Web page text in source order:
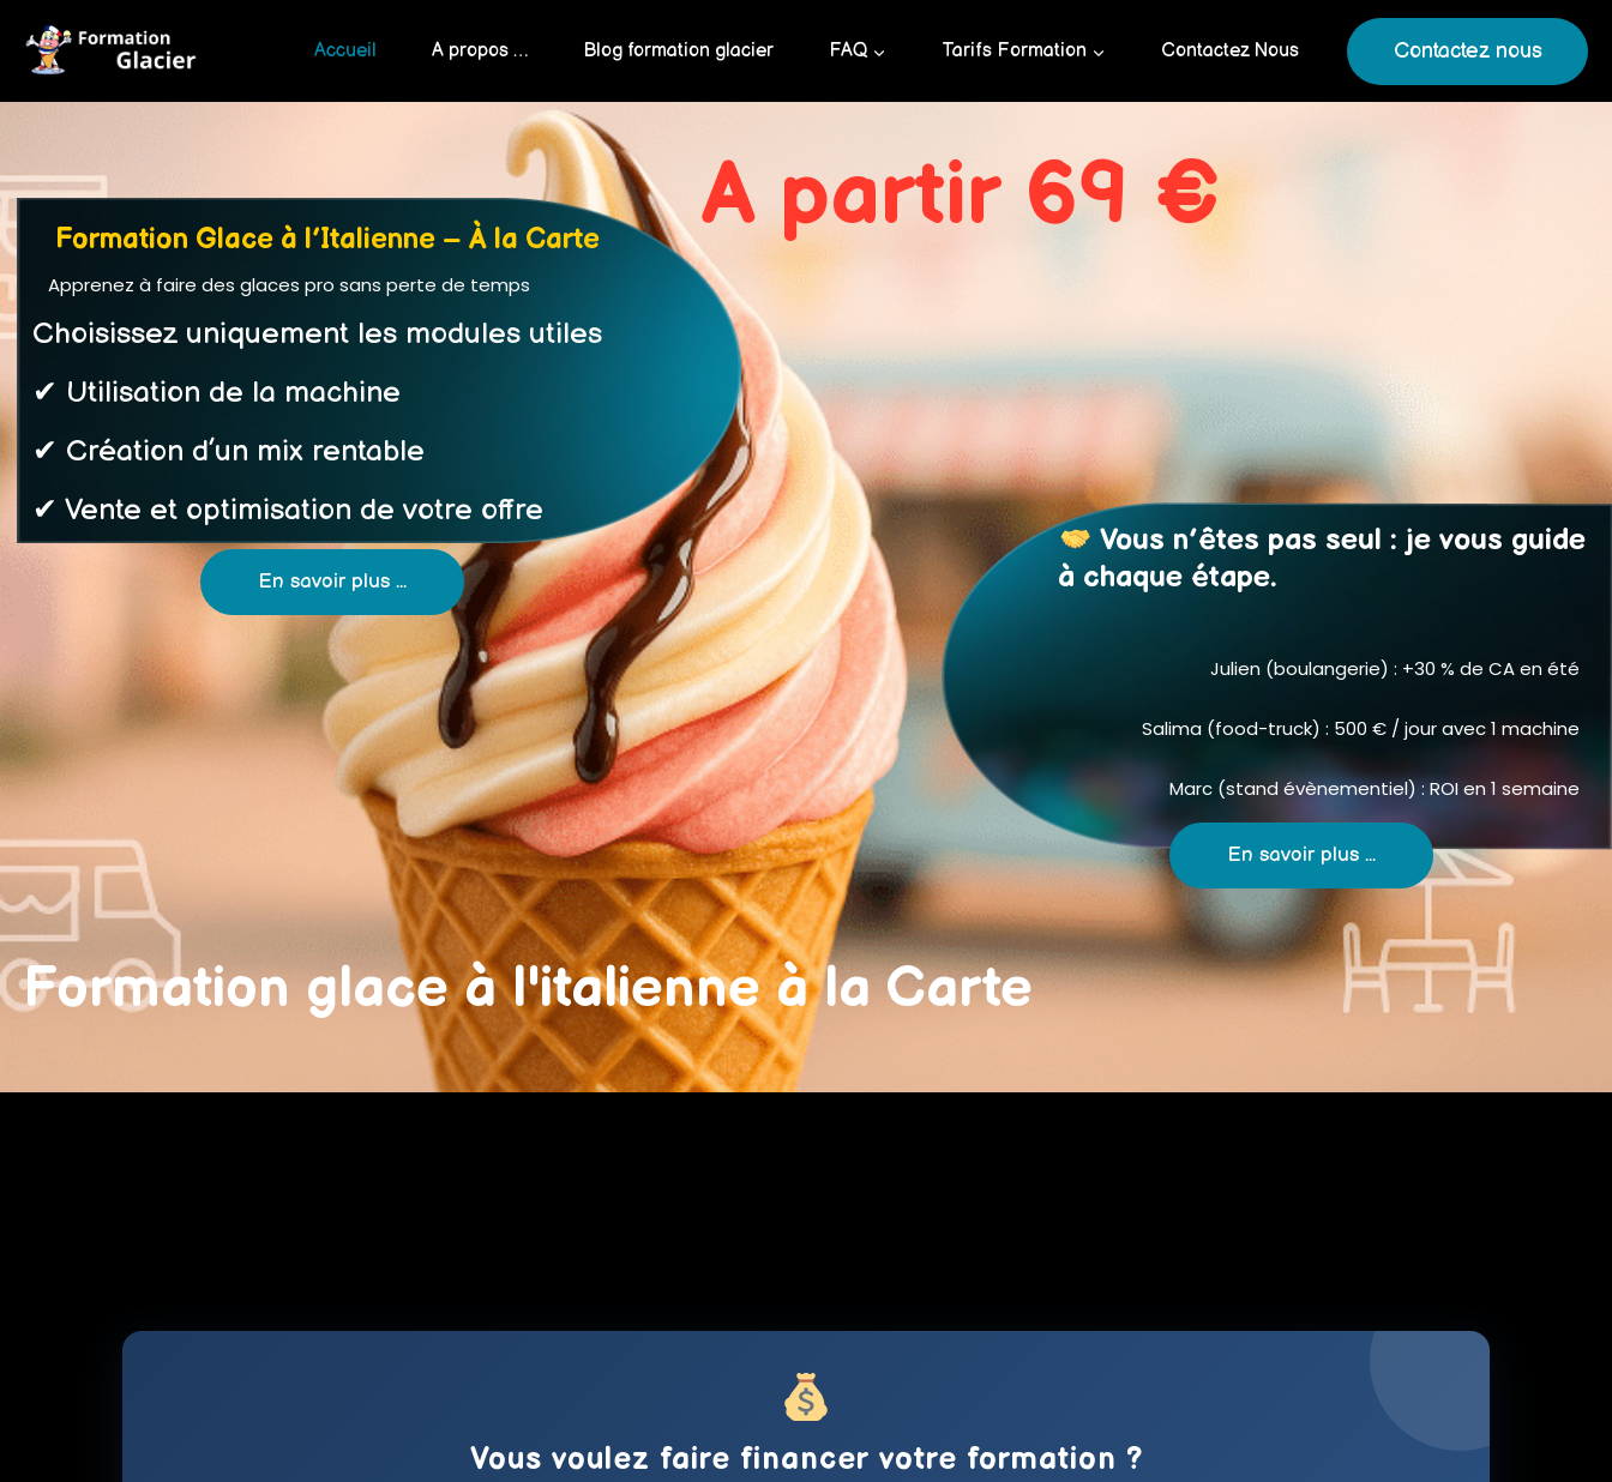
Accueil A propos … Blog formation glacier FAQ Tarifs Formation Contactez Nous Contactez nous
Formationglace à l'italienneà la Carte
Choisissez uniquement les modules utiles
✔ Utilisation de la machine
✔ Création d’un mix rentable
✔ Vente et optimisation de votre offre
Apprenez à faire des glaces pro sans perte de temps
En savoir plus ...
A partir 69 €
Vous n’êtes pas seul : je vous guide
à chaque étape.
Formation Glace à l’Italienne – À la Carte
Julien (boulangerie) : +30 % de CA en été
Salima (food-truck) : 500 € / jour avec 1 machine
Marc (stand évènementiel) : ROI en 1 semaine
En savoir plus ...
Vous voulez faire financer votre formation ?